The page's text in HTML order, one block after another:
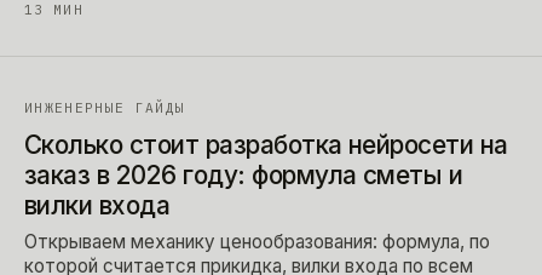
13 МИН
ИНЖЕНЕРНЫЕ ГАЙДЫ
Сколько стоит разработка нейросети на
заказ в 2026 году: формула сметы и
вилки входа
Открываем механику ценообразования: формула, по
которой считается прикидка, вилки входа по всем